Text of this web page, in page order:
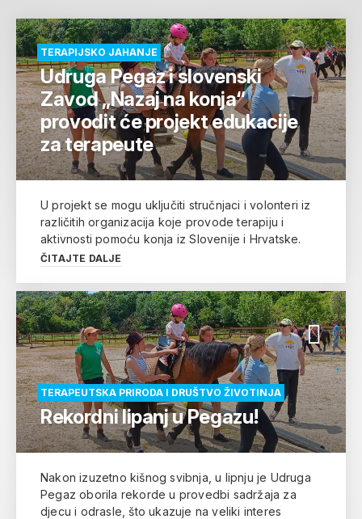
TERAPIJSKO JAHANJE
Udruga Pegaz i slovenski
Zavod „Nazaj na konja“
provodit će projekt edukacije
za terapeute
U projekt se mogu uključiti stručnjaci i volonteri iz
različitih organizacija koje provode terapiju i
aktivnosti pomoću konja iz Slovenije i Hrvatske.
ČITAJTE DALJE
TERAPEUTSKA PRIRODA I DRUŠTVO ŽIVOTINJA
Rekordni lipanj u Pegazu!
Nakon izuzetno kišnog svibnja, u lipnju je Udruga
Pegaz oborila rekorde u provedbi sadržaja za
djecu i odrasle, što ukazuje na veliki interes